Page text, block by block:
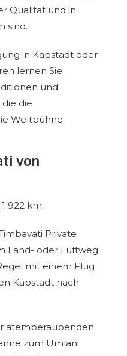
Qualität und in
sind.
in Kapstadt oder
lernen Sie
und
die
Weltbühne
von
922 km.
Private
Land- oder Luftweg
mit einem Flug
Kapstadt nach
atemberaubenden
zum Umlani